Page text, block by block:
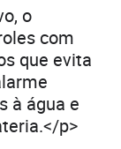
o
com
que evita
à água e
p>